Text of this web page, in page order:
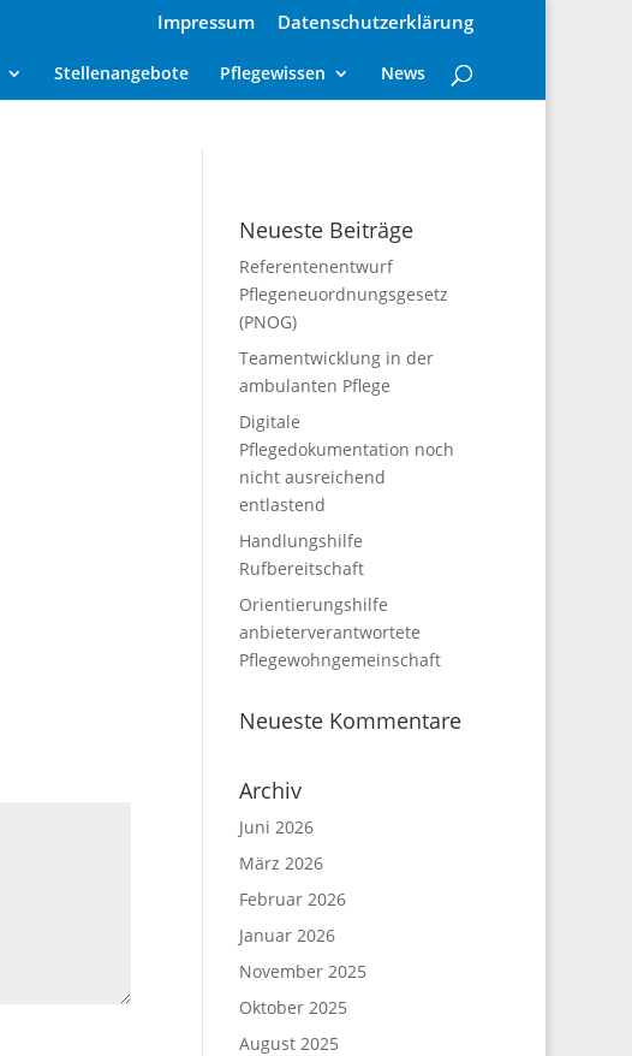
Impressum Datenschutzerklärung
Stellenangebote Pflegewissen News
Neueste Beiträge
Referentenentwurf
Pflegeneuordnungsgesetz
(PNOG)
Teamentwicklung in der
ambulanten Pflege
Digitale
Pflegedokumentation noch
nicht ausreichend
entlastend
Handlungshilfe
Rufbereitschaft
Orientierungshilfe
anbieterverantwortete
Pflegewohngemeinschaft
Neueste Kommentare
Archiv
Juni 2026
März 2026
Februar 2026
Januar 2026
November 2025
Oktober 2025
August 2025